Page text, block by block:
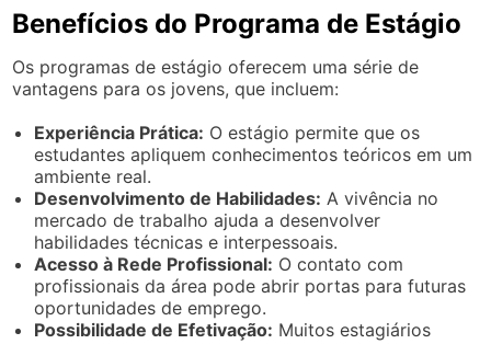
Benefícios do Programa de Estágio
Os programas de estágio oferecem uma série de
vantagens para os jovens, que incluem:
Experiência Prática: O estágio permite que os
estudantes apliquem conhecimentos teóricos em um
ambiente real.
Desenvolvimento de Habilidades: A vivência no
mercado de trabalho ajuda a desenvolver
habilidades técnicas e interpessoais.
Acesso à Rede Profissional: O contato com
profissionais da área pode abrir portas para futuras
oportunidades de emprego.
Possibilidade de Efetivação: Muitos estagiários